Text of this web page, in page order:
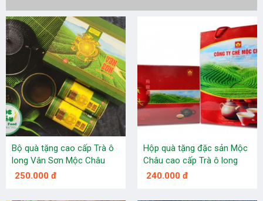
Bộ quà tặng cao cấp Trà ô
long Vân Sơn Mộc Châu
(hộp 200 gam)
250.000 đ
Hộp quà tặng đặc sản Mộc
Châu cao cấp Trà ô long
Trà Việt (200g)
240.000 đ